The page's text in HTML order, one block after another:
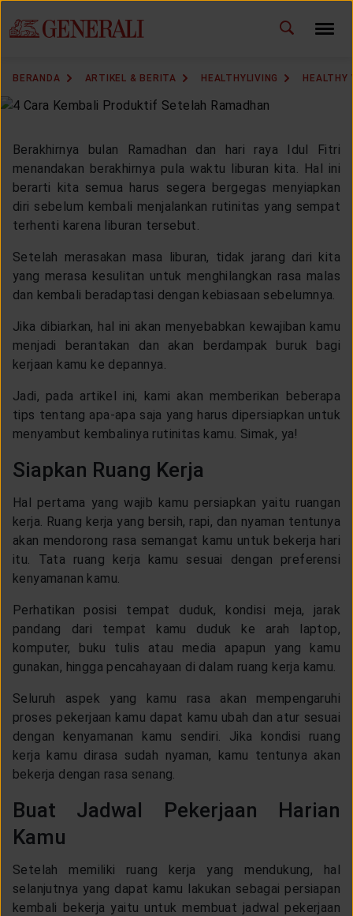
BERANDA ARTIKEL & BERITA HEALTHYLIVING HEALTHY
Berakhirnya bulan Ramadhan dan hari raya Idul Fitri
menandakan berakhirnya pula waktu liburan kita. Hal ini
berarti kita semua harus segera bergegas menyiapkan
diri sebelum kembali menjalankan rutinitas yang sempat
terhenti karena liburan tersebut.
Setelah merasakan masa liburan, tidak jarang dari kita
yang merasa kesulitan untuk menghilangkan rasa malas
dan kembali beradaptasi dengan kebiasaan sebelumnya.
Jika dibiarkan, hal ini akan menyebabkan kewajiban kamu
menjadi berantakan dan akan berdampak buruk bagi
kerjaan kamu ke depannya.
Jadi, pada artikel ini, kami akan memberikan beberapa
tips tentang apa-apa saja yang harus dipersiapkan untuk
menyambut kembalinya rutinitas kamu. Simak, ya!
Siapkan Ruang Kerja
Hal pertama yang wajib kamu persiapkan yaitu ruangan
kerja. Ruang kerja yang bersih, rapi, dan nyaman tentunya
akan mendorong rasa semangat kamu untuk bekerja hari
itu. Tata ruang kerja kamu sesuai dengan preferensi
kenyamanan kamu.
Perhatikan posisi tempat duduk, kondisi meja, jarak
pandang dari tempat kamu duduk ke arah laptop,
komputer, buku tulis atau media apapun yang kamu
gunakan, hingga pencahayaan di dalam ruang kerja kamu.
Seluruh aspek yang kamu rasa akan mempengaruhi
proses pekerjaan kamu dapat kamu ubah dan atur sesuai
dengan kenyamanan kamu sendiri. Jika kondisi ruang
kerja kamu dirasa sudah nyaman, kamu tentunya akan
bekerja dengan rasa senang.
Buat Jadwal Pekerjaan Harian
Kamu
Setelah memiliki ruang kerja yang mendukung, hal
selanjutnya yang dapat kamu lakukan sebagai persiapan
kembali bekerja yaitu untuk membuat jadwal pekerjaan
GANTI BAHASA ID EN
KANTOR PEMASARAN
TEMUKAN AGEN
LAYANAN NASABAH
ARTIKEL DAN BERITA
TENTANG GENERALI
ACARA
KEAGENAN